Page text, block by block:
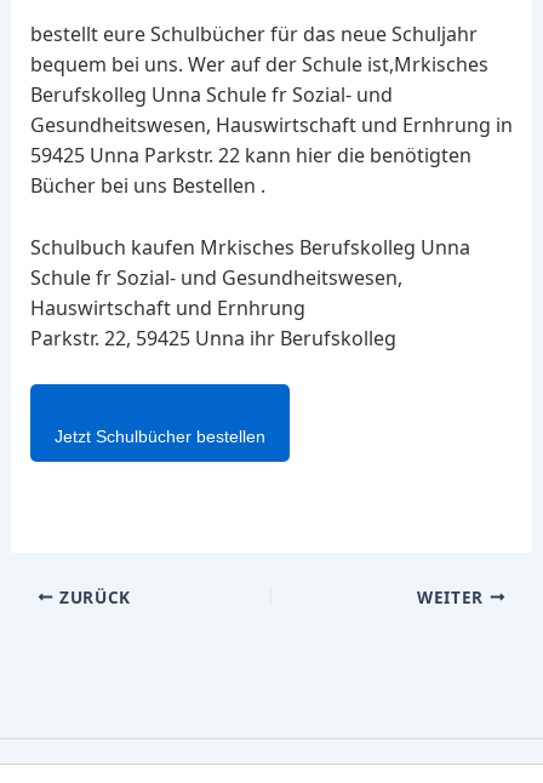
bestellt eure Schulbücher für das neue Schuljahr
bequem bei uns. Wer auf der Schule ist,Mrkisches
Berufskolleg Unna Schule fr Sozial- und
Gesundheitswesen, Hauswirtschaft und Ernhrung in
59425 Unna Parkstr. 22 kann hier die benötigten
Bücher bei uns Bestellen .
Schulbuch kaufen Mrkisches Berufskolleg Unna
Schule fr Sozial- und Gesundheitswesen,
Hauswirtschaft und Ernhrung
Parkstr. 22, 59425 Unna ihr Berufskolleg
Jetzt Schulbücher bestellen
ZURÜCK WEITER